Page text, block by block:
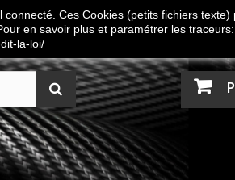
Ces Cookies (petits fichiers
en savoir plus et paramétrer les
la-loi/